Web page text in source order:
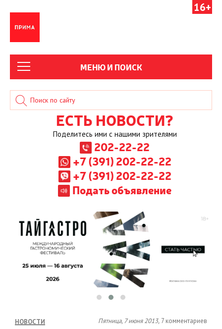
16+
МЕНЮ И ПОИСК
ЕСТЬ НОВОСТИ?
Поделитесь ими с нашими зрителями
202-22-22
+7 (391) 202-22-22
+7 (391) 202-22-22
Подать объявление
НОВОСТИ Пятница, 7 июня 2013, 7 комментариев